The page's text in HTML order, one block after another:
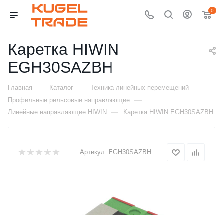
0
Каретка HIWIN
EGH30SAZBH
Главная — Каталог — Техника линейных перемещений —
Профильные рельсовые направляющие —
Линейные направляющие HIWIN — Каретка HIWIN EGH30SAZBH
Артикул: EGH30SAZBH